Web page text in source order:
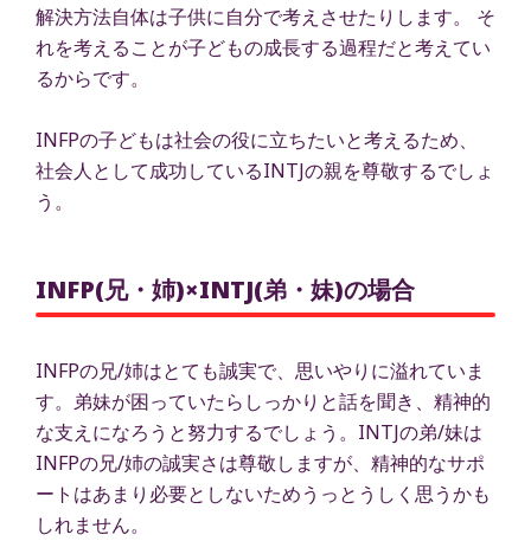
解決方法自体は子供に自分で考えさせたりします。 そ
れを考えることが子どもの成長する過程だと考えてい
るからです。
INFPの子どもは社会の役に立ちたいと考えるため、
社会人として成功しているINTJの親を尊敬するでしょ
う。
INFP(兄・姉)×INTJ(弟・妹)の場合
INFPの兄/姉はとても誠実で、思いやりに溢れていま
す。弟妹が困っていたらしっかりと話を聞き、精神的
な支えになろうと努力するでしょう。INTJの弟/妹は
INFPの兄/姉の誠実さは尊敬しますが、精神的なサポ
ートはあまり必要としないためうっとうしく思うかも
しれません。